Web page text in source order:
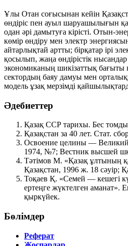
Ұлы Отан соғысынан кейін
өндіріс пен ауыл шаруашылығын
одан әрі дамытуға кірісті. Отын-
көмір өндіру мен электр
айтарлықтай артты; бірқатар ірі
қосылып, жаңа өндірістік
экономиканың шикізаттық бағыты
сектордың баяу дамуы мен
модель ұзақ мерзімді
Әдебиеттер
Қазақ ССР тарихы. Бес
Қазақстан за 40 лет. Стат.
Освоение целины — Великий
1974, №7; Вестник высшей
Тәтімов М. «Қазақ ұлтының
Қазақстан, 1996 ж. 18 сәуір;
Тоқаев Қ. «Семей — кешегі
ертеңге жүктелген аманат».
қыркүйек.
Бөлімдер
Реферат